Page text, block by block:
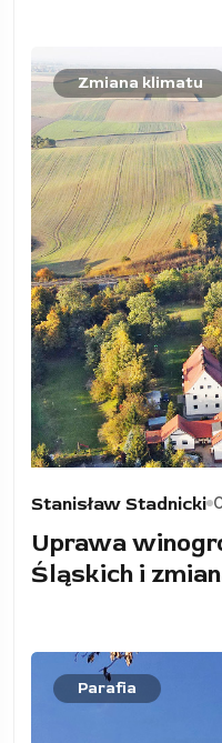
Zmiana klimatu
Stanisław Stadnicki
Uprawa
Śląskich i
Parafia